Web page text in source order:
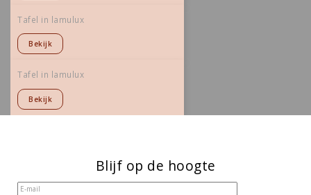
Tafel in lamulux
Bekijk
Tafel in lamulux
Bekijk
Blijf op de hoogte
E-